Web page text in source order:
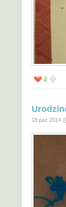
2
18 paź 2014